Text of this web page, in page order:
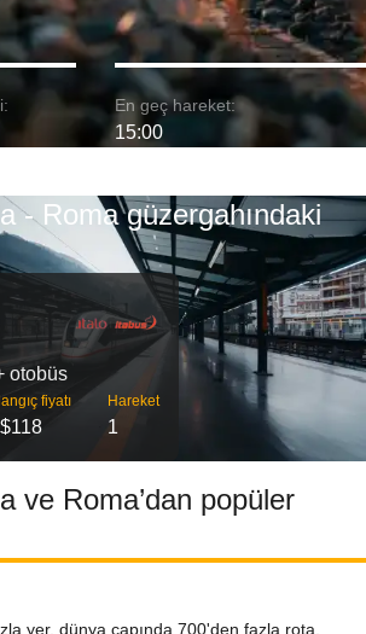
En geç hareket:
15:00
- Roma güzergahındaki
otobüs
​​fiyatı
$118
Hareket
1
ve Roma’dan popüler
yer, dünya çapında 700'den fazla rota.